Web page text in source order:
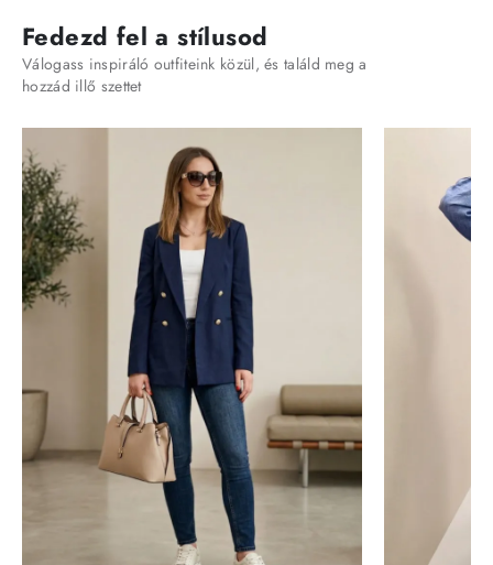
Fedezd fel a stílusod
Válogass inspiráló outfiteink közül, és találd meg a
hozzád illő szettet